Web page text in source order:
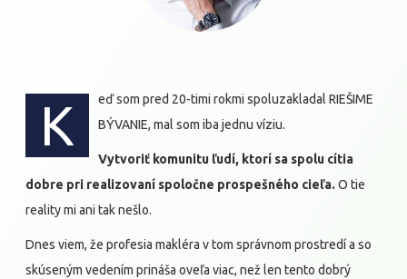
K
eď som pred 20-timi rokmi spoluzakladal RIEŠIME
BÝVANIE, mal som iba jednu víziu.
Vytvoriť komunitu ľudí, ktorí sa spolu cítia
dobre pri realizovaní spoločne prospešného cieľa. O tie
reality mi ani tak nešlo.
Dnes viem, že profesia makléra v tom správnom prostredí a so
skúseným vedením prináša oveľa viac, než len tento dobrý